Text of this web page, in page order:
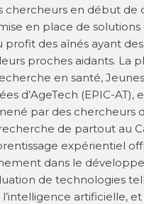
chercheurs en début de
en place de solutions
profit des aînés ayant
proches aidants. La
en santé,
d’AgeTech (EPIC-AT),
par des chercheurs
de partout au
expérientiel
dans le
de technologies
artificielle,